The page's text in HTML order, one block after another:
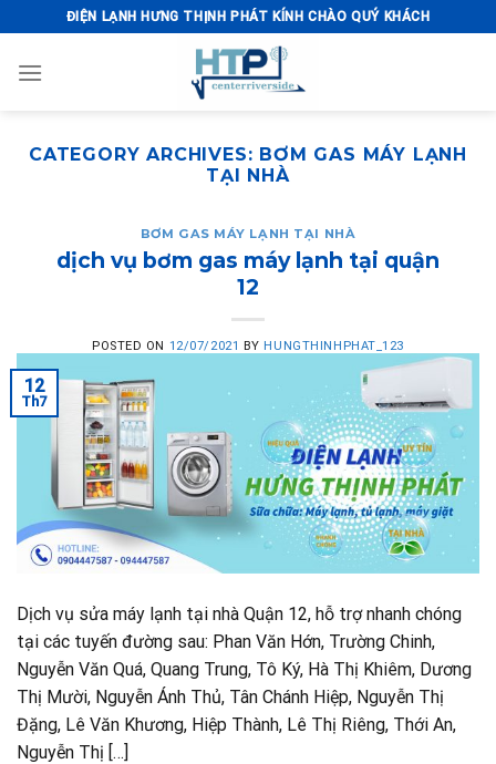
to
content
ĐIỆN LẠNH HƯNG THỊNH PHÁT KÍNH CHÀO QUÝ KHÁCH
CATEGORY ARCHIVES: BƠM GAS MÁY LẠNH
TẠI NHÀ
BƠM GAS MÁY LẠNH TẠI NHÀ
dịch vụ bơm gas máy lạnh tại quận
12
POSTED ON 12/07/2021 BY HUNGTHINHPHAT_123
12
Th7
Dịch vụ sửa máy lạnh tại nhà Quận 12, hỗ trợ nhanh chóng
tại các tuyến đường sau: Phan Văn Hớn, Trường Chinh,
Nguyễn Văn Quá, Quang Trung, Tô Ký, Hà Thị Khiêm, Dương
Thị Mười, Nguyễn Ánh Thủ, Tân Chánh Hiệp, Nguyễn Thị
Đặng, Lê Văn Khương, Hiệp Thành, Lê Thị Riêng, Thới An,
Nguyễn Thị […]